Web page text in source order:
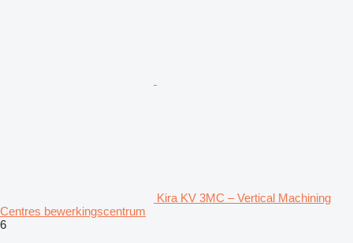
Kira KV 3MC – Vertical Machining
Centres bewerkingscentrum
6